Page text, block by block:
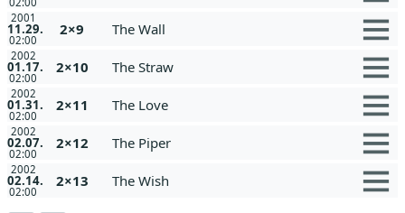
2001
11.29.
02:00
2×9 The Wall
2002
01.17.
02:00
2×10 The Straw
2002
01.31.
02:00
2×11 The Love
2002
02.07.
02:00
2×12 The Piper
2002
02.14.
02:00
2×13 The Wish